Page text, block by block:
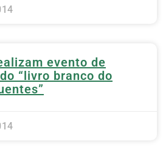
evento de
“livro branco do